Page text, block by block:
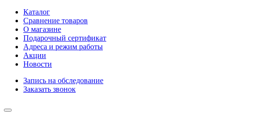
Каталог
Сравнение товаров
О магазине
Подарочный сертификат
Адреса и режим работы
Акции
Новости
Запись на обследование
Заказать звонок